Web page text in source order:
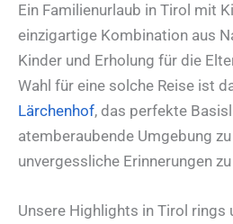
Ein Familienurlaub in Tirol mit
einzigartige Kombination aus
Kinder und Erholung für die
Wahl für eine solche Reise ist
Lärchenhof, das perfekte
atemberaubende Umgebung
unvergessliche Erinnerungen
Unsere Highlights in Tirol rings